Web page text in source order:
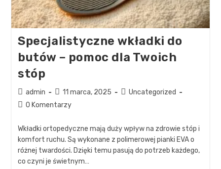
Specjalistyczne wkładki do
butów – pomoc dla Twoich
stóp
admin 11 marca, 2025
Uncategorized
0 Komentarzy
Wkładki ortopedyczne mają duży wpływ na zdrowie stóp i
komfort ruchu. Są wykonane z polimerowej pianki EVA o
różnej twardości. Dzięki temu pasują do potrzeb każdego,
co czyni je świetnym…